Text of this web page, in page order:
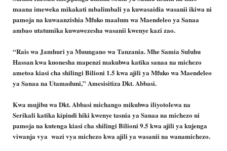
maana imeweka mikakati mbalimbali ya kuwasaidia wasanii ikiwa ni
pamoja na kuwaanzishia Mfuko maalum wa Maendeleo ya Sanaa
ambao utatumika kuwawezesha wasanii kwenye kazi zao.
“Rais wa Jamhuri ya Muungano wa Tanzania. Mhe Samia Suluhu
Hassan kwa kuonesha mapenzi makubwa katika sanaa na michezo
ametoa kiasi cha shilingi Bilioni 1.5 kwa ajili ya Mfuko wa Maendeleo
ya Sanaa na Utamaduni,” Amesisitiza Dkt. Abbasi.
Kwa mujibu wa Dkt. Abbasi michango mikubwa iliyotolewa na
Serikali katika kipindi hiki kwenye tasnia ya Sanaa na michezo ni
pamoja na kutenga kiasi cha shilingi Bilioni 9.5 kwa ajili ya kujenga
viwanja vya wazi vya michezo kwa ajili ya wasanii na wanamichezo.